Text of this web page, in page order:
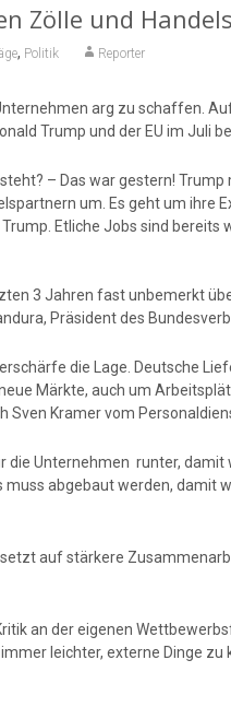
Zölle und
, Politik Reporter
arg zu schaffen.
Trump und der EU im Juli
– Das war gestern!
um. Es geht um ihre
Etliche Jobs sind bereits
3 Jahren fast unbemerkt
Präsident des
die Lage. Deutsche
Märkte, auch um
Kramer vom
die Unternehmen runter,
abgebaut werden, damit
auf stärkere
an der eigenen
leichter, externe Dinge